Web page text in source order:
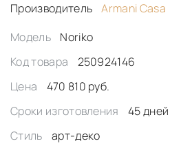
Производитель
Armani Casa
Модель
Noriko
Код товара
250924146
Цена
470 810 руб.
Сроки изготовления
45 дней
Стиль
арт-деко